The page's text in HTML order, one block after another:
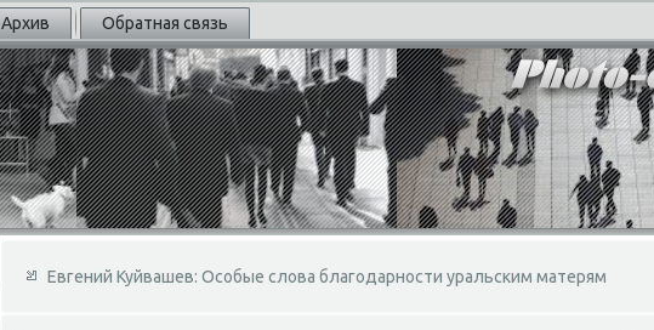
Архив Обратная связь
Евгений Куйвашев: Особые слова благодарности уральским матерям